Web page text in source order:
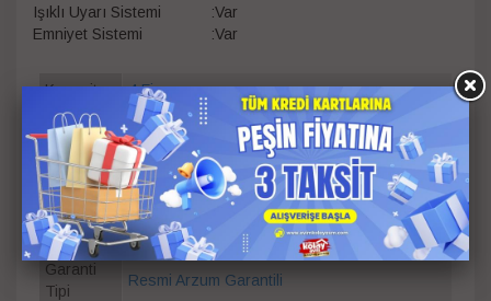
Işıklı Uyarı Sistemi
:Var
Emniyet Sistemi
:Var
Kapasite
4 Fincan
Güç
480 W
Renk
Toprak
Garanti
Süresi
(Yıl)
3+1
Garanti
Tipi
Resmi Arzum Garantili